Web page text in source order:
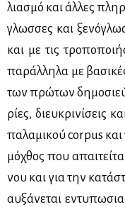
λια­σμό και άλ­λες
γλωσ­σες και
και με τις
πα­ράλ­λη­λα με
των πρώ­των
ρί­ες, διευ­κρι­νί­σεις
πα­λα­μι­κού corpus και
μό­χθος που
νου και για την
αυ­ξά­νε­ται